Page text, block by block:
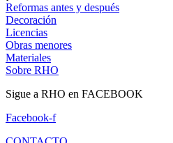
Reformas antes y después
Decoración
Licencias
Obras menores
Materiales
Sobre RHO
Sigue a RHO en FACEBOOK
Facebook-f